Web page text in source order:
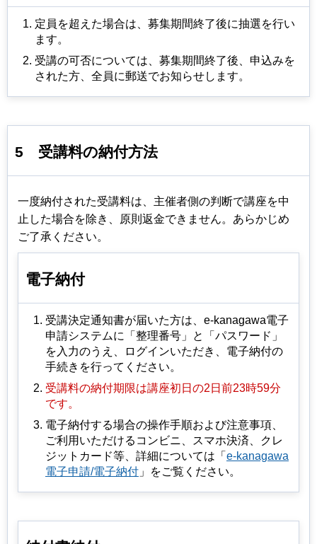
定員を超えた場合は、募集期間終了後に抽選を⾏い
ます。
受講の可否については、募集期間終了後、申込みを
された⽅、全員に郵送でお知らせします。
5 受講料の納付方法
一度納付された受講料は、主催者側の判断で講座を中
止した場合を除き、原則返金できません。あらかじめ
ご了承ください。
電子納付
受講決定通知書が届いた方は、e-kanagawa電子
申請システムに「整理番号」と「パスワード」
を入力のうえ、ログインいただき、電子納付の
手続きを行ってください。
受講料の納付期限は講座初日の2日前23時59分
です。
電子納付する場合の操作手順および注意事項、
ご利用いただけるコンビニ、スマホ決済、クレ
ジットカード等、詳細については「 e-kanagawa
電子申請/電子納付 」をご覧ください。